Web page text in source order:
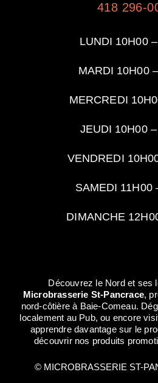
418 296-
LUNDI 10H00
MARDI 10H00
MERCREDI
JEUDI 10H00
VENDREDI
SAMEDI 11H00
DIMANCHE
Découvrez le Nord et ses
Microbrasserie St-Pancrace,
nord-côtière à Baie-Comeau.
localement au Pub, ou encore
apprendre davantage sur le
découvrir nos produits
© MICROBRASSERIE ST-